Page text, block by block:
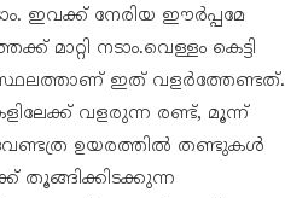
ഇവക്ക് നേരിയ ഈർപ്പമേ
നടാം.വെള്ളം കെട്ടി
സ്ഥലത്താണ് ഇത് വളർത്തേണ്ടത്.
വളരുന്ന രണ്ട്, മൂന്ന്
ഉയരത്തിൽ തണ്ടുകൾ
തൂങ്ങിക്കിടക്കുന്ന